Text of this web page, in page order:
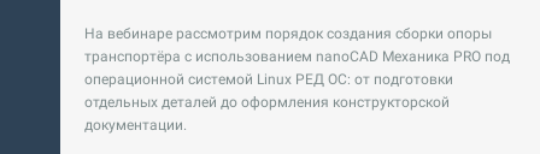
На вебинаре рассмотрим порядок создания сборки опоры
транспортёра с использованием nanoCAD Механика PRO под
операционной системой Linux РЕД ОС: от подготовки
отдельных деталей до оформления конструкторской
документации.